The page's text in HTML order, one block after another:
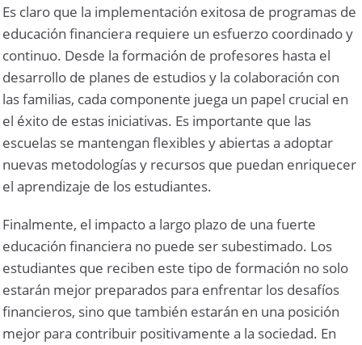
Es claro que la implementación exitosa de programas de
educación financiera requiere un esfuerzo coordinado y
continuo. Desde la formación de profesores hasta el
desarrollo de planes de estudios y la colaboración con
las familias, cada componente juega un papel crucial en
el éxito de estas iniciativas. Es importante que las
escuelas se mantengan flexibles y abiertas a adoptar
nuevas metodologías y recursos que puedan enriquecer
el aprendizaje de los estudiantes.
Finalmente, el impacto a largo plazo de una fuerte
educación financiera no puede ser subestimado. Los
estudiantes que reciben este tipo de formación no solo
estarán mejor preparados para enfrentar los desafíos
financieros, sino que también estarán en una posición
mejor para contribuir positivamente a la sociedad. En